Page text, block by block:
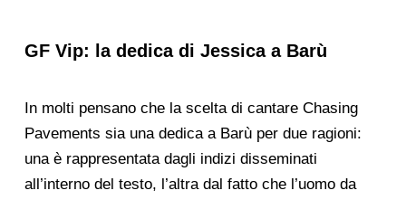
GF Vip: la dedica di Jessica a Barù
In molti pensano che la scelta di cantare Chasing
Pavements sia una dedica a Barù per due ragioni:
una è rappresentata dagli indizi disseminati
all’interno del testo, l’altra dal fatto che l’uomo da